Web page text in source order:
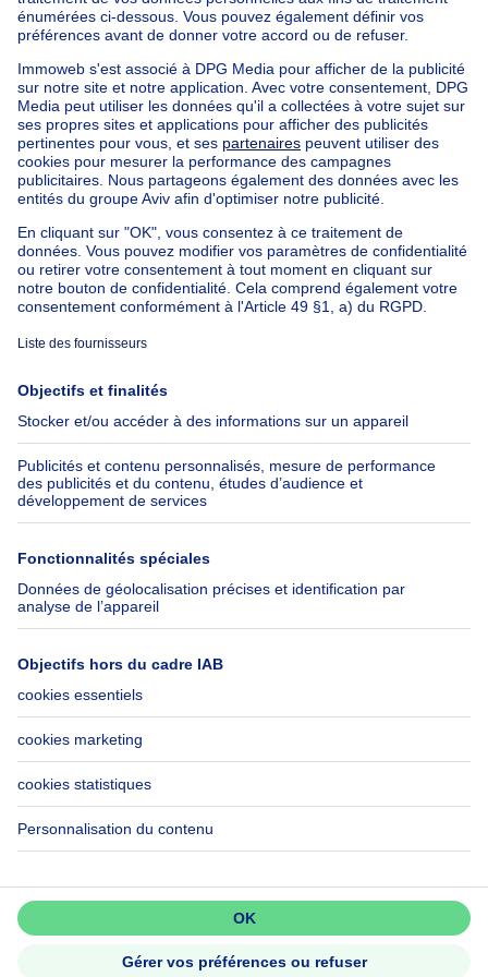
Maison Bel-étage à vendre
Bien exceptionnel à vendre
Ferme à vendre
Bungalow à vendre
Chalet à vendre
Château à vendre
Maison de campagne à vendre
Immeuble mixte à vendre
Autres biens à vendre
Manoir à vendre
Nos maisons hors de la Belgique
Maison à vendre France
Maison à vendre Espagne
Maison à vendre Italie
Maison à vendre Luxembourg
Maison à vendre Pays-bas
À propos
Immoweb
Presse
Emplois
Groupe Axel Springer
SeLoger.com
Immowelt.de
Outils
Belfius
Assurances
Check-list déménagement
Aide
FAQ
Accessibilité
Contactez-nous
Suivez-nous
LinkedIn
Immoweb SA © 2026 - Tous droits réservés
Conditions d'utilisation Gestion des cookies
Vie privée
Règles de fonctionnement et de classement
3044 -
d2b95f88ad4c2e3527743d6bd81664b3a2df8b8e -